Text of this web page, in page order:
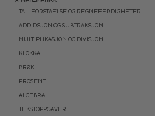
TALLFORSTÅELSE OG REGNEFERDIGHETER
ADDIDSJON OG SUBTRAKSJON
MULTIPLIKASJON OG DIVISJON
KLOKKA
BRØK
PROSENT
ALGEBRA
TEKSTOPPGAVER